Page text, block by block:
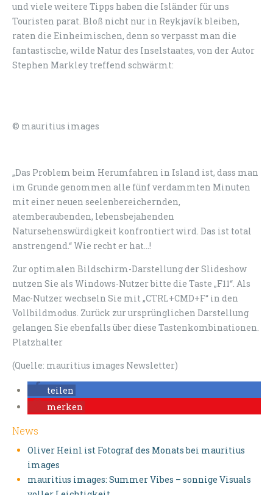
und viele weitere Tipps haben die Isländer für uns
Touristen parat. Bloß nicht nur in Reykjavík bleiben,
raten die Einheimischen, denn so verpasst man die
fantastische, wilde Natur des Inselstaates, von der Autor
Stephen Markley treffend schwärmt:
© mauritius images
„Das Problem beim Herumfahren in Island ist, dass man
im Grunde genommen alle fünf verdammten Minuten
mit einer neuen seelenbereichernden,
atemberaubenden, lebensbejahenden
Natursehenswürdigkeit konfrontiert wird. Das ist total
anstrengend.“ Wie recht er hat...!
Zur optimalen Bildschirm-Darstellung der Slideshow
nutzen Sie als Windows-Nutzer bitte die Taste „F11“. Als
Mac-Nutzer wechseln Sie mit „CTRL+CMD+F“ in den
Vollbildmodus. Zurück zur ursprünglichen Darstellung
gelangen Sie ebenfalls über diese Tastenkombinationen.
Platzhalter
(Quelle: mauritius images Newsletter)
teilen
merken
News
Oliver Heinl ist Fotograf des Monats bei mauritius
images
mauritius images: Summer Vibes – sonnige Visuals